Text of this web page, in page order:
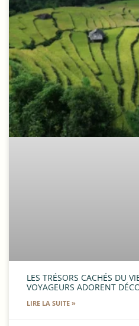
LES TRÉSORS CACHÉS DU
VOYAGEURS ADORENT
LIRE LA SUITE »